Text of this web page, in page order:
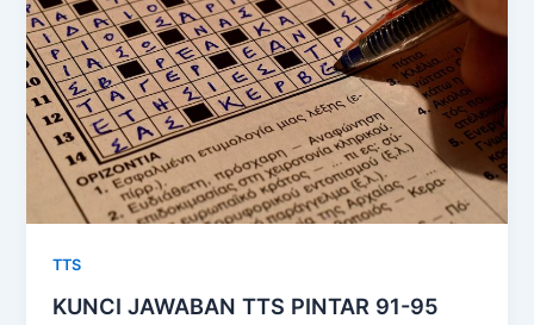
TTS
KUNCI JAWABAN TTS PINTAR 91-95